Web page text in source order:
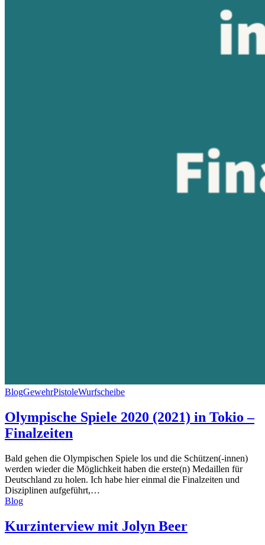
BlogGewehrPistoleWurfscheibe
Olympische Spiele 2020 (2021) in Tokio –
Finalzeiten
Bald gehen die Olympischen Spiele los und die Schützen(-innen)
werden wieder die Möglichkeit haben die erste(n) Medaillen für
Deutschland zu holen. Ich habe hier einmal die Finalzeiten und
Disziplinen aufgeführt,…
Blog
Kurzinterview mit Jolyn Beer